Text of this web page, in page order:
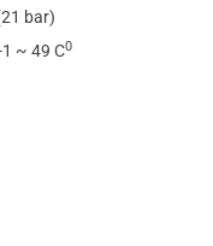
bar)
~ 49 С0